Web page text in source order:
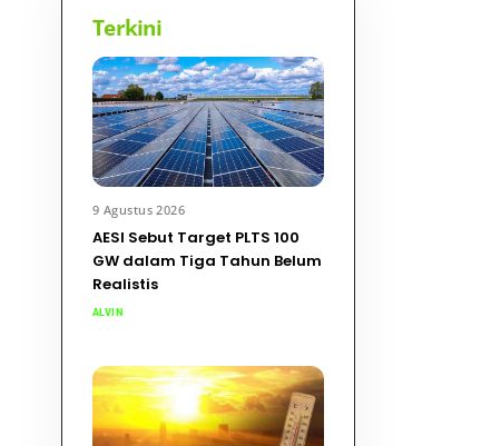
Terkini
9 Agustus 2026
AESI Sebut Target PLTS 100
GW dalam Tiga Tahun Belum
Realistis
ALVIN